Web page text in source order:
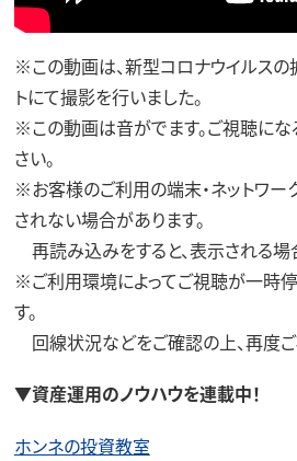
※この動画は、新型コロナウイルスの
トにて撮影を行いました。
※この動画は音がでます。ご視聴に
さい。
※お客様のご利用の端末・ネットワー
されない場合があります。
再読み込みをすると、表示される場
※ご利用環境によってご視聴が一時
す。
回線状況などをご確認の上、再度ご
▼資産運用のノウハウを連載中！
ホンネの投資教室